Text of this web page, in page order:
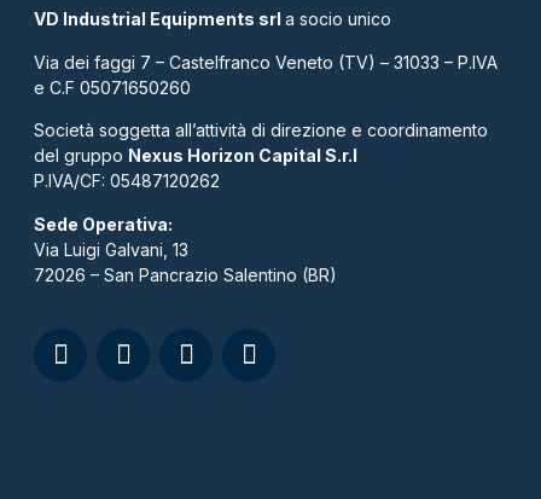
VD Industrial Equipments srl a socio unico
Via dei faggi 7 – Castelfranco Veneto (TV) – 31033 – P.IVA
e C.F 05071650260
Società soggetta all’attività di direzione e coordinamento
del gruppo Nexus Horizon Capital S.r.l
P.IVA/CF: 05487120262​
Sede Operativa:
Via Luigi Galvani, 13
72026 – San Pancrazio Salentino (BR)